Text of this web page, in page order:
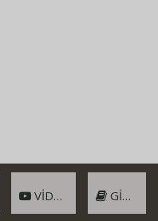
VIDEO GIRIŞ